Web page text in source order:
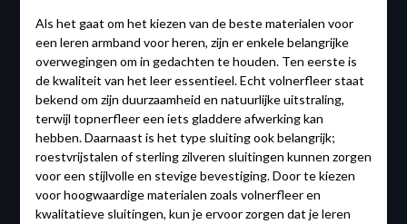
Als het gaat om het kiezen van de beste materialen voor
een leren armband voor heren, zijn er enkele belangrijke
overwegingen om in gedachten te houden. Ten eerste is
de kwaliteit van het leer essentieel. Echt volnerfleer staat
bekend om zijn duurzaamheid en natuurlijke uitstraling,
terwijl topnerfleer een iets gladdere afwerking kan
hebben. Daarnaast is het type sluiting ook belangrijk;
roestvrijstalen of sterling zilveren sluitingen kunnen zorgen
voor een stijlvolle en stevige bevestiging. Door te kiezen
voor hoogwaardige materialen zoals volnerfleer en
kwalitatieve sluitingen, kun je ervoor zorgen dat je leren